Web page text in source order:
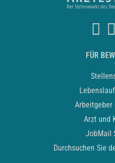
FÜR
Arbeitgeber
Arzt und
JobMail
Durchsuchen Sie